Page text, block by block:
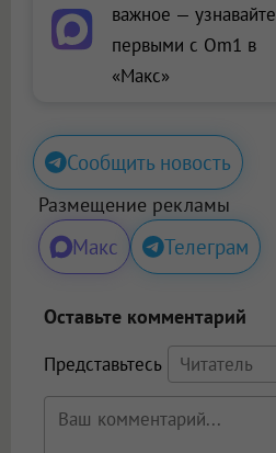
важное — узнавайте
первыми с Om1 в
«Макс»
Сообщить новость
Размещение рекламы
Макс Телеграм
Оставьте комментарий
Представьтесь